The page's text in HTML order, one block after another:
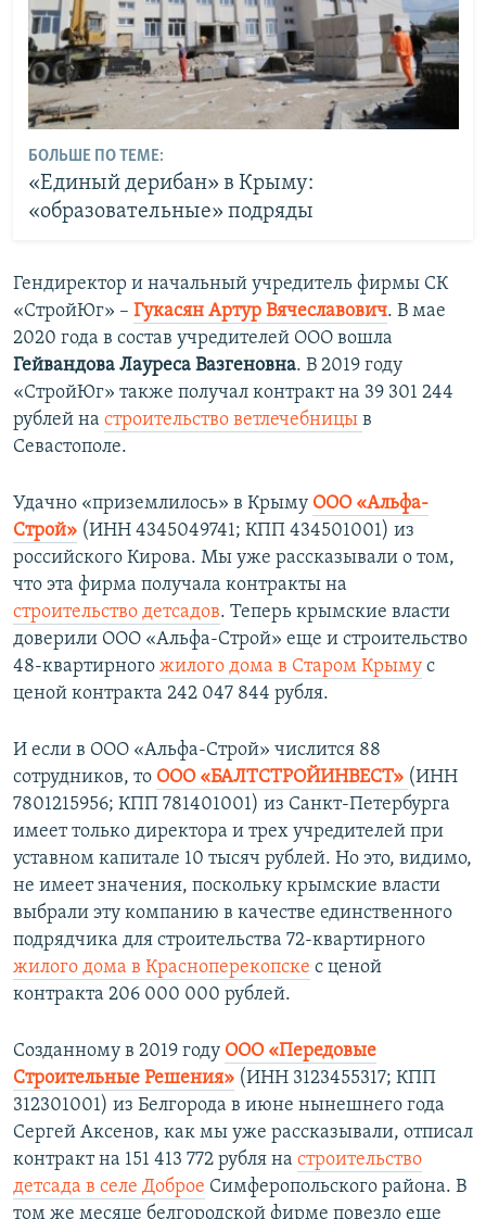
БОЛЬШЕ ПО ТЕМЕ:
«Единый дерибан» в Крыму:
«образовательные» подряды
Гендиректор и начальный учредитель фирмы СК
«СтройЮг» – Гукасян Артур Вячеславович. В мае
2020 года в состав учредителей ООО вошла
Гейвандова Лауреса Вазгеновна. В 2019 году
«СтройЮг» также получал контракт на 39 301 244
рублей на строительство ветлечебницы в
Севастополе.
Удачно «приземлилось» в Крыму ООО «Альфа-
Строй» (ИНН 4345049741; КПП 434501001) из
российского Кирова. Мы уже рассказывали о том,
что эта фирма получала контракты на
строительство детсадов. Теперь крымские власти
доверили ООО «Альфа-Строй» еще и строительство
48-квартирного жилого дома в Старом Крыму с
ценой контракта 242 047 844 рубля.
И если в ООО «Альфа-Строй» числится 88
сотрудников, то ООО «БАЛТСТРОЙИНВЕСТ» (ИНН
7801215956; КПП 781401001) из Санкт-Петербурга
имеет только директора и трех учредителей при
уставном капитале 10 тысяч рублей. Но это, видимо,
не имеет значения, поскольку крымские власти
выбрали эту компанию в качестве единственного
подрядчика для строительства 72-квартирного
жилого дома в Красноперекопске с ценой
контракта 206 000 000 рублей.
Созданному в 2019 году ООО «Передовые
Строительные Решения» (ИНН 3123455317; КПП
312301001) из Белгорода в июне нынешнего года
Сергей Аксенов, как мы уже рассказывали, отписал
контракт на 151 413 772 рубля на строительство
детсада в селе Доброе Симферопольского района. В
том же месяце белгородской фирме повезло еще